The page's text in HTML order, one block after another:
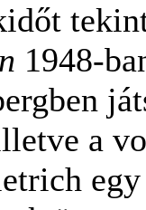
1948-
a